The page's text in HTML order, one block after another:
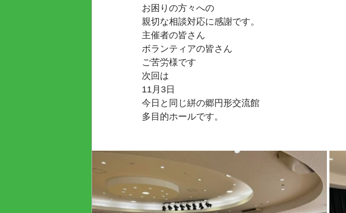
お困りの方々への
親切な相談対応に感謝です。
主催者の皆さん
ボランティアの皆さん
ご苦労様です
次回は
11月3日
今日と同じ絣の郷円形交流館
多目的ホールです。